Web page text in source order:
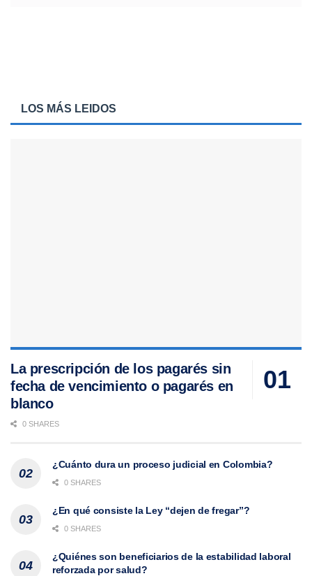
LOS MÁS LEIDOS
La prescripción de los pagarés sin
fecha de vencimiento o pagarés en
blanco
0 SHARES
¿Cuánto dura un proceso judicial en Colombia?
0 SHARES
¿En qué consiste la Ley “dejen de fregar”?
0 SHARES
¿Quiénes son beneficiarios de la estabilidad laboral
reforzada por salud?